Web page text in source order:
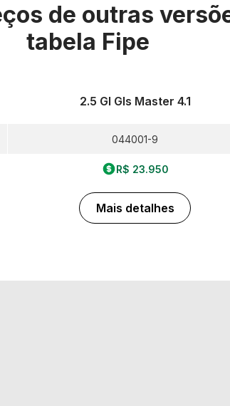
de outras
tabela Fipe
2.5 Gl Gls Master 4.1
044001-9
R$ 23.950
Mais detalhes